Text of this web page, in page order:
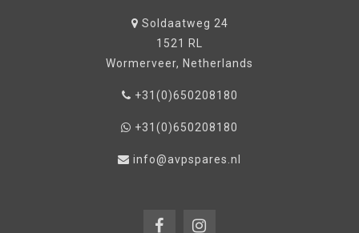
Soldaatweg 24
1521 RL
Wormerveer, Netherlands
+31(0)650208180
+31(0)650208180
info@avpspares.nl